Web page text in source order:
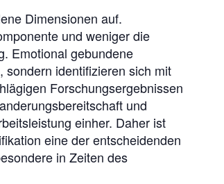
Dimensionen auf.
und weniger die
Emotional gebundene
sondern identifizieren sich mit
Forschungsergebnissen
und
einher. Daher ist
eine der entscheidenden
in Zeiten des